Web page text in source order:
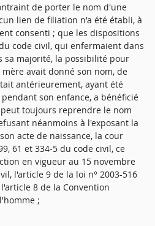
de porter le nom d'une
lien de filiation n'a été établi, à
consenti ; que les dispositions
code civil, qui enfermaient dans
sa majorité, la possibilité pour
avait donné son nom, de
antérieurement, ayant été
son enfance, a bénéficié
toujours reprendre le nom
néanmoins à l'exposant la
acte de naissance, la cour
61 et 334-5 du code civil, ce
en vigueur au 15 novembre
l'article 9 de la loi n° 2003-516
8 de la Convention
;